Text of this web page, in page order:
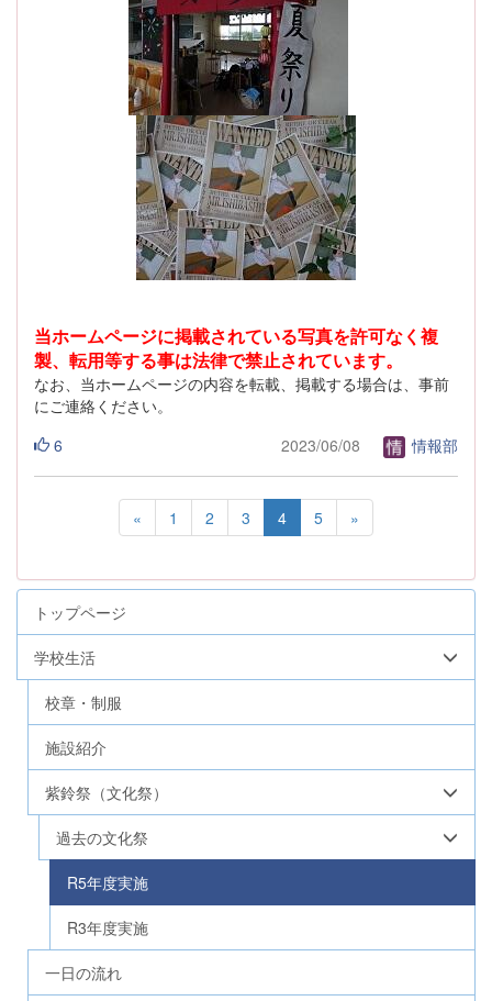
当ホームページに掲載されている写真を許可なく複
製、転用等する事は法律で禁止されています。
なお、当ホームページの内容を転載、掲載する場合は、事前
にご連絡ください。
6
2023/06/08 情報部
« 1 2 3 4 5 »
トップページ
学校生活
校章・制服
施設紹介
紫鈴祭（文化祭）
過去の文化祭
R5年度実施
R3年度実施
一日の流れ